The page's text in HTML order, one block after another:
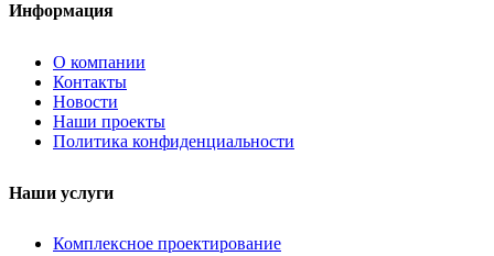
Информация
О компании
Контакты
Новости
Наши проекты
Политика конфиденциальности
Наши услуги
Комплексное проектирование